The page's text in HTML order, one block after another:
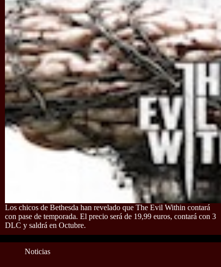
Los chicos de Bethesda han revelado que The Evil Within contará
con pase de temporada. El precio será de 19,99 euros, contará con 3
DLC y saldrá en Octubre.
Noticias